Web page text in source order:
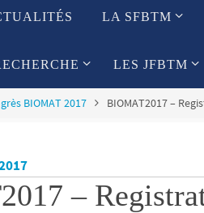
LA SFBTM
LES JFBTM
BIOMAT 2017 BIOMAT2017 –
–